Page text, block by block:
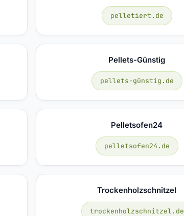
pelletiert.de
Pellets-Günstig
pellets-günstig.de
Pelletsofen24
pelletsofen24.de
Trockenholzschnitzel
trockenholzschnitzel.de